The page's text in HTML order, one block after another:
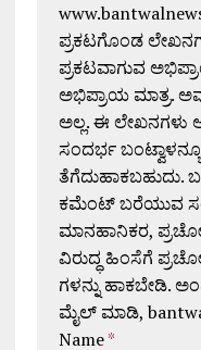
ಪ್ರಕಟಗೊಂಡ
ಪ್ರಕಟವಾಗುವ
ಅಭಿಪ್ರಾಯ ಮಾತ್ರ.
ಅಲ್ಲ. ಈ ಲೇಖನಗಳು
ಸಂದರ್ಭ
ತೆಗೆದುಹಾಕಬಹುದು.
ಕಮೆಂಟ್ ಬರೆಯುವ
ಮಾನಹಾನಿಕರ,
ವಿರುದ್ಧ ಹಿಂಸೆಗೆ
ಗಳನ್ನು ಹಾಕಬೇಡಿ.
ಮೈಲ್ ಮಾಡಿ,
Name*